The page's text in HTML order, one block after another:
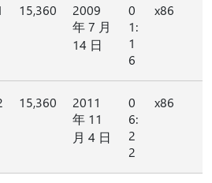
15,360
2009
年 7 月
14 日
0
1:
1
6
x86
15,360
2011
年 11
月 4 日
0
6:
2
2
x86